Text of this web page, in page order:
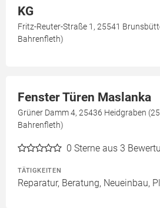
KG
Fritz-Reuter-Straße 1, 25541
Bahrenfleth)
Fenster Türen Maslanka
Grüner Damm 4, 25436 Heidgraben
Bahrenfleth)
0 Sterne aus 3
TÄTIGKEITEN
Reparatur, Beratung, Neueinbau,